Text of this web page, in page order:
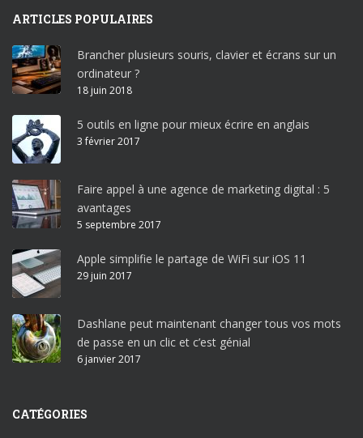
ARTICLES POPULAIRES
Brancher plusieurs souris, clavier et écrans sur un
ordinateur ?
18 juin 2018
5 outils en ligne pour mieux écrire en anglais
3 février 2017
Faire appel à une agence de marketing digital : 5
avantages
5 septembre 2017
Apple simplifie le partage de WiFi sur iOS 11
29 juin 2017
Dashlane peut maintenant changer tous vos mots
de passe en un clic et c’est génial
6 janvier 2017
CATÉGORIES